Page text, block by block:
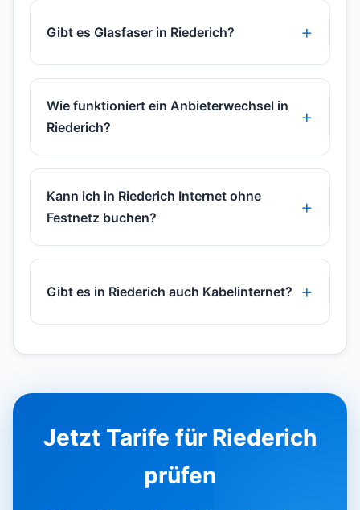
Gibt es Glasfaser in Riederich?
Wie funktioniert ein Anbieterwechsel in
Riederich?
Kann ich in Riederich Internet ohne
Festnetz buchen?
Gibt es in Riederich auch Kabelinternet?
Jetzt Tarife für Riederich
prüfen